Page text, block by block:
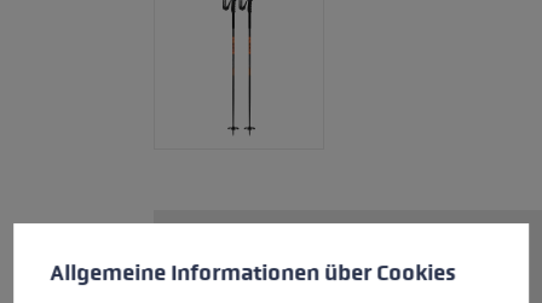
Für Powderabfahrten und
abwechslungsreiches Gelände:
Allgemeine Informationen über Cookies